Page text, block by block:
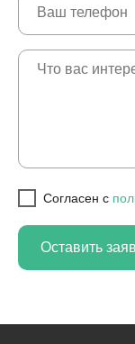
Cогласен с
Оставить